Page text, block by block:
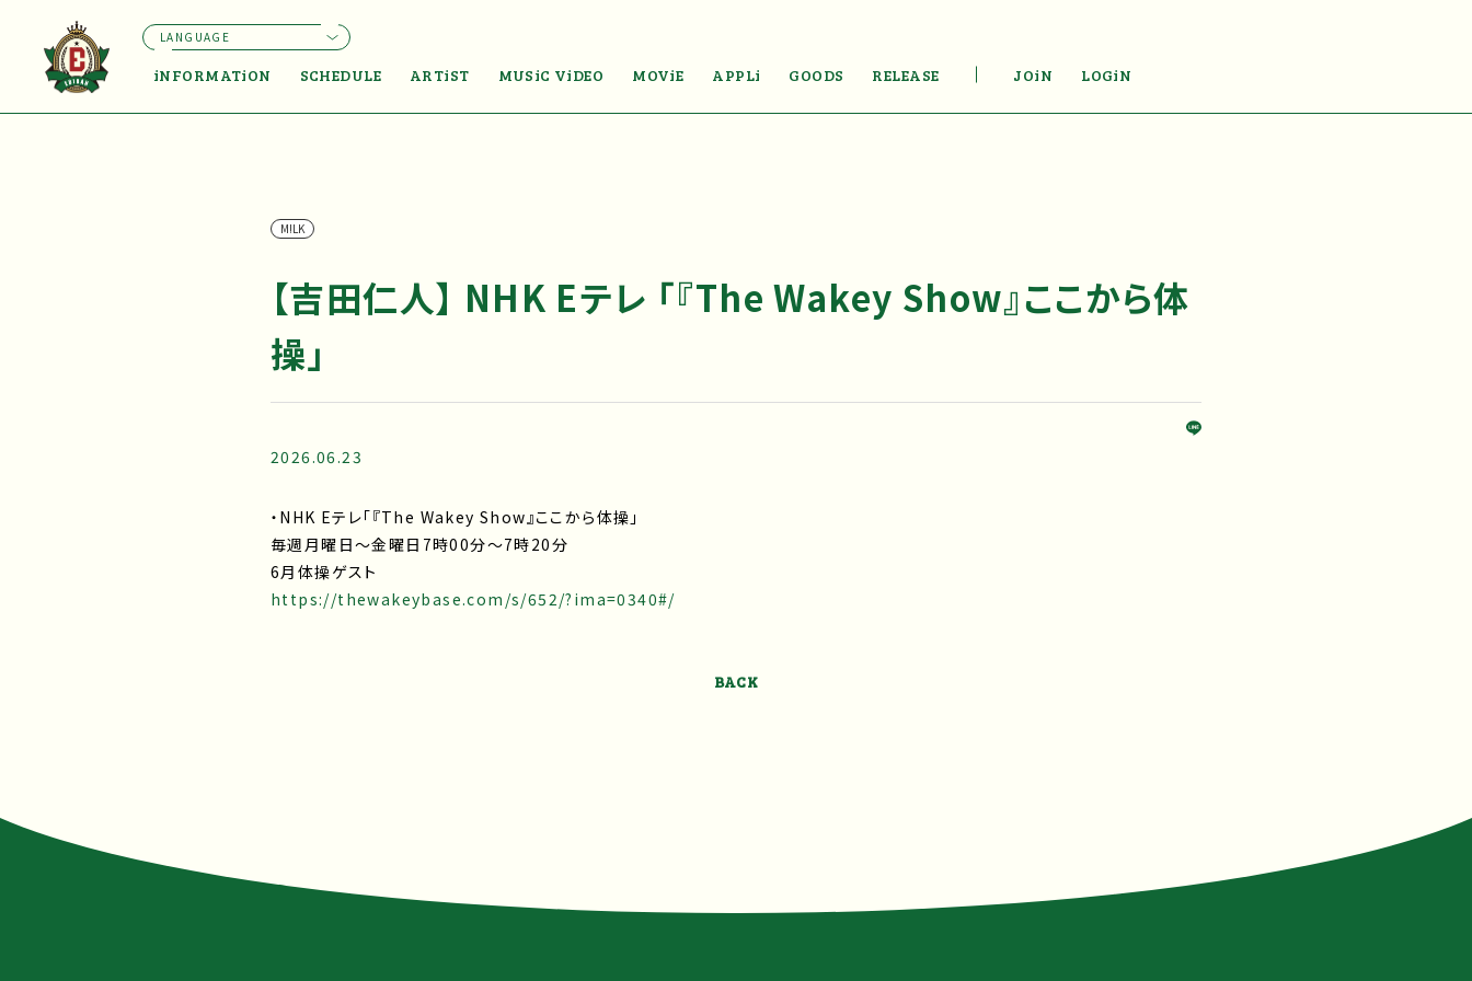
iNFORMATiON SCHEDULE ARTiST MUSiC ViDEO MOViE APPLi GOODS RELEASE JOiN LOGiN
LANGUAGE
M!LK
【吉田仁人】 NHK Eテレ 「『The Wakey Show』ここから体
操」
2026.06.23
・NHK Eテレ「『The Wakey Show』ここから体操」
毎週月曜日～金曜日7時00分～7時20分
6月体操ゲスト
https://thewakeybase.com/s/652/?ima=0340#/
BACK